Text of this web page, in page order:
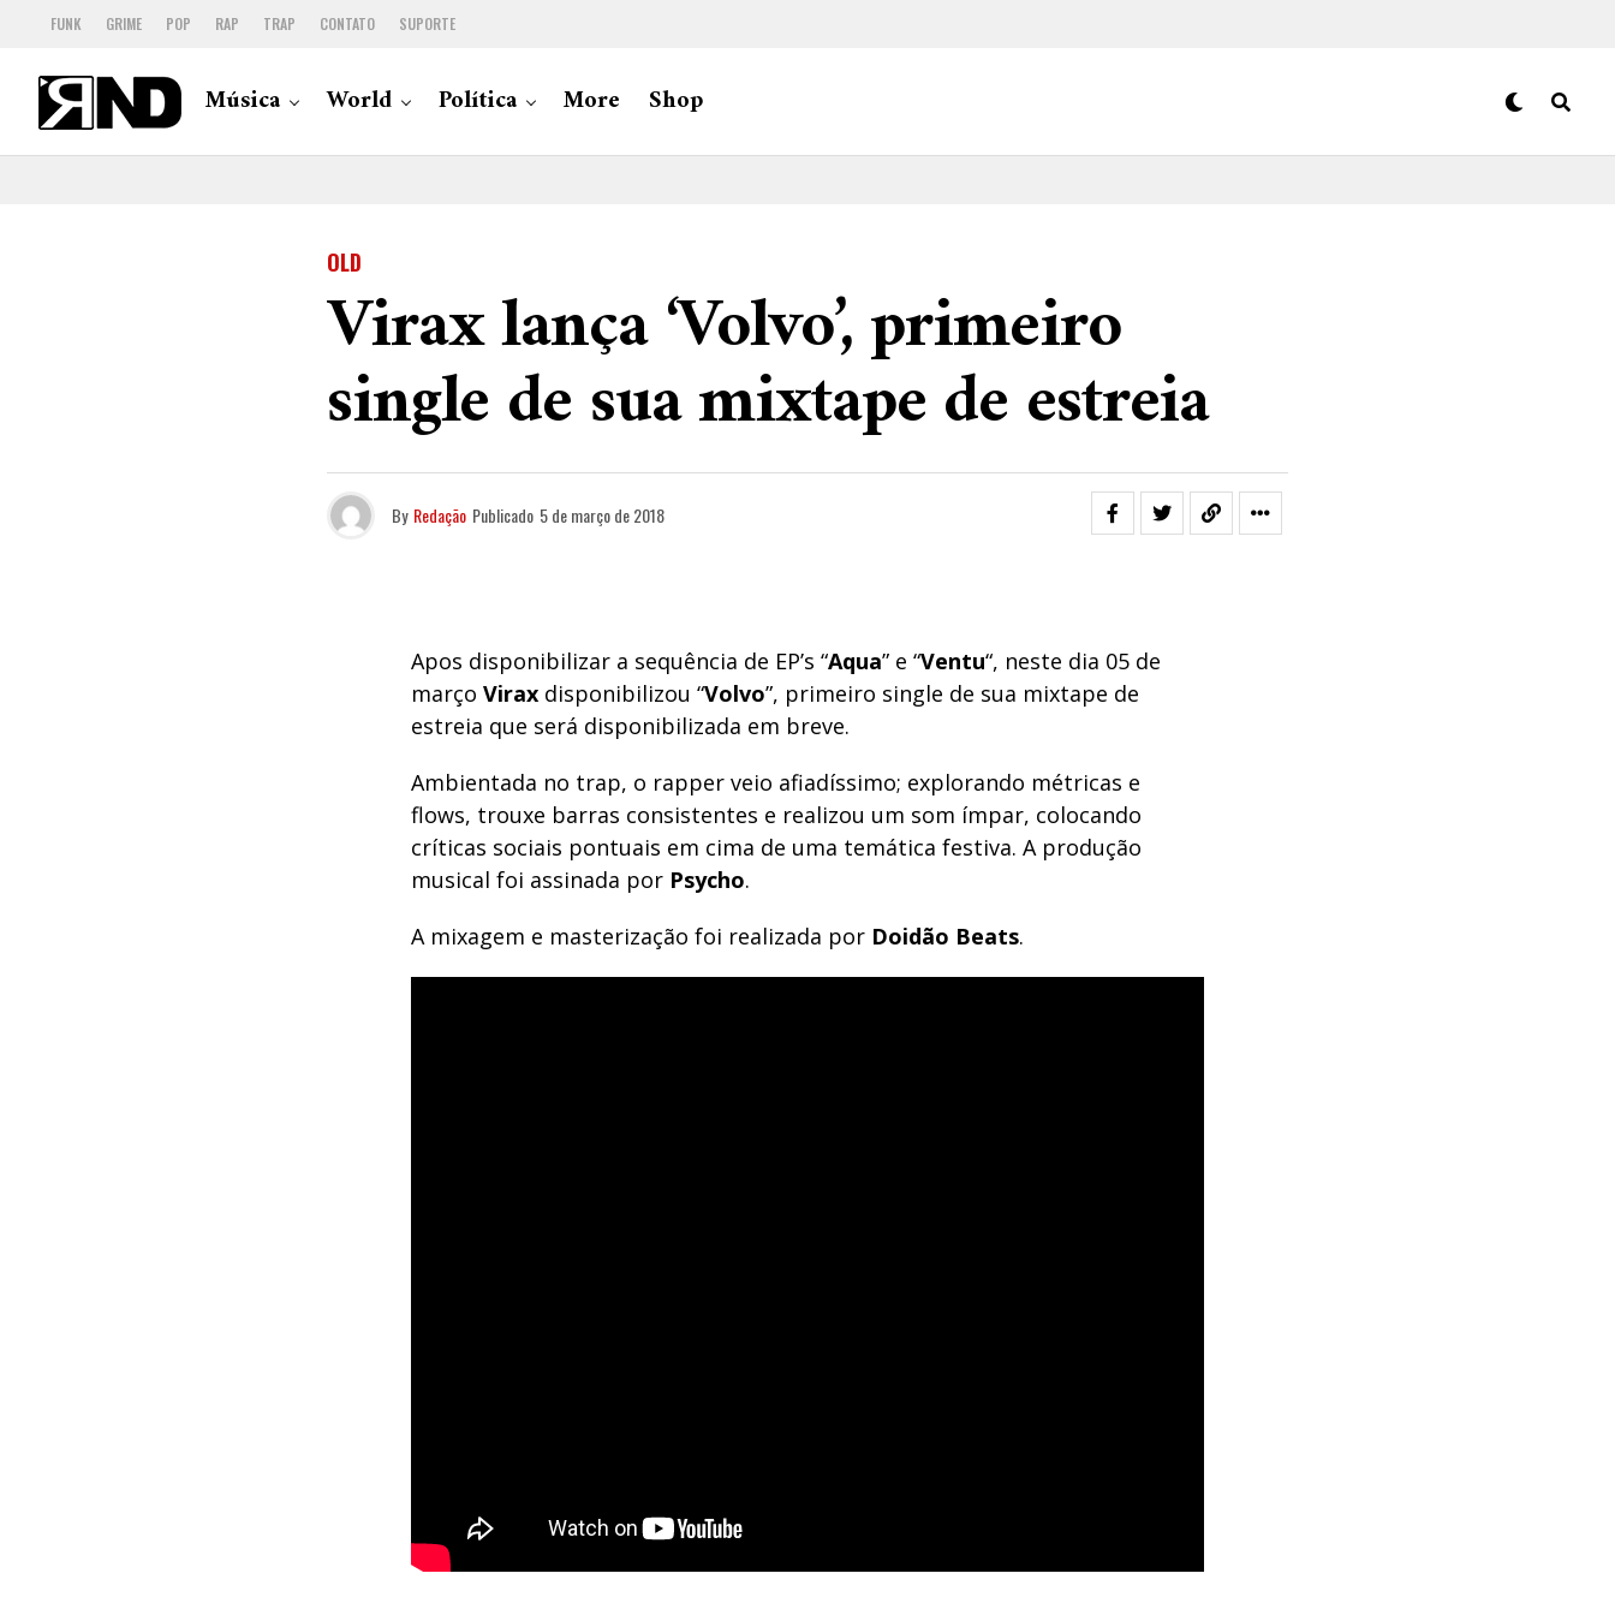
FUNK GRIME POP RAP TRAP CONTATO SUPORTE
Música World Política More Shop
OLD
Virax lança ‘Volvo’, primeiro
single de sua mixtape de estreia
By Redação Publicado 5 de março de 2018
Apos disponibilizar a sequência de EP’s “Aqua” e “Ventu“, neste dia 05 de
março Virax disponibilizou “Volvo”, primeiro single de sua mixtape de
estreia que será disponibilizada em breve.
Ambientada no trap, o rapper veio afiadíssimo; explorando métricas e
flows, trouxe barras consistentes e realizou um som ímpar, colocando
críticas sociais pontuais em cima de uma temática festiva. A produção
musical foi assinada por Psycho.
A mixagem e masterização foi realizada por Doidão Beats.